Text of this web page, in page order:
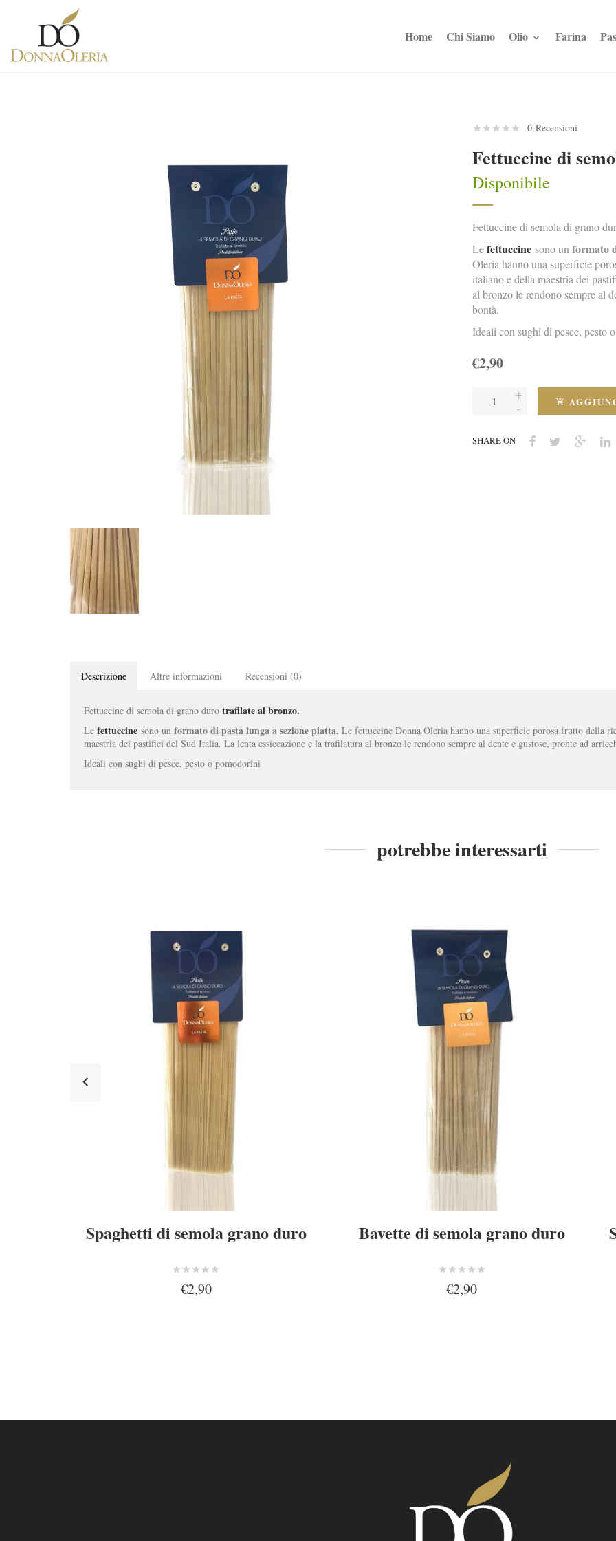
Home Chi Siamo Olio Farina
0 Recensioni
Fettuccine di
Disponibile
Fettuccine di semola di grano
Lefettuccine sono unformato
Oleria hanno una superficie
italiano e della maestria dei
al bronzo le rendono sempre al
bontà.
Ideali con sughi di pesce, pesto
€2,90
SHARE ON
Descrizione Altre informazioni Recensioni (0)
Fettuccine di semola di grano duro trafilate al bronzo.
Le fettuccine sono un formato di pasta lunga a sezione piatta. Le fettuccine Donna Oleria hanno una superficie porosa frutto della
maestria dei pastifici del Sud Italia. La lenta essiccazione e la trafilatura al bronzo le rendono sempre al dente e gustose, pronte ad
Ideali con sughi di pesce, pesto o pomodorini
potrebbe interessarti
Spaghetti di semola grano duro
€2,90
Bavette di semola grano duro
€2,90